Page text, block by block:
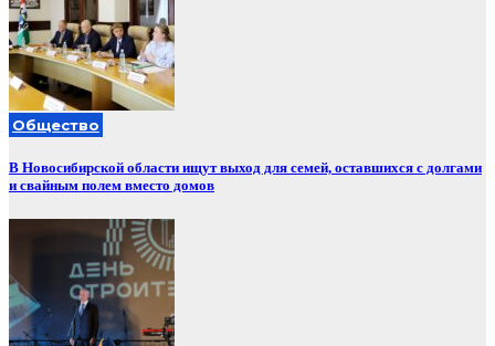
Общество
В Новосибирской области ищут выход для семей, оставшихся с долгами
и свайным полем вместо домов